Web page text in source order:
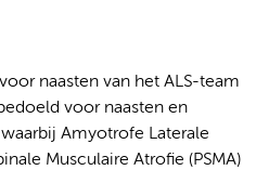
naasten van het ALS-team
voor naasten en
Amyotrofe Laterale
Musculaire Atrofie (PSMA)